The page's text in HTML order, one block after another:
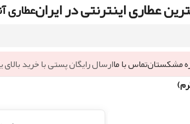
عطاری اینترنتی در ایرانعطاری
مشکستانتماس با ماارسال رایگان پستی با خرید